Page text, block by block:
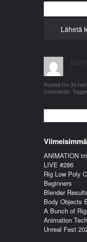
Posted On30
Comments
ANIMATION
LIVE #286
Rig Low Poly
Beginners
Blender
Body Objects
A Bunch of
Animation
Unreal Fest